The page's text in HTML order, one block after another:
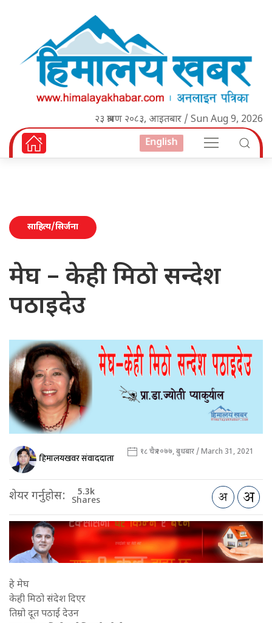
२३ श्रावण २०८३, आइतबार / Sun Aug 9, 2026
English
साहित्य/सिर्जना
मेघ – केही मिठो सन्देश
पठाइदेउ
हिमालयखवर संवाददाता १८ चैत्र २०७७, बुधबार / March 31, 2021
शेयर गर्नुहोस: 5.3k
Shares
हे मेघ
केही मिठो संदेश दिएर
तिम्रो दूत पठाई देउन